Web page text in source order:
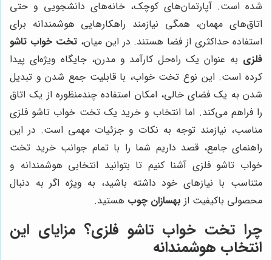
شده است. آپارتمان‌های کوچک، خانه‌های دانشجویی و حتی
اتاق‌های مهمان، همگی نیازمند راهکارهایی هوشمندانه برای
استفاده حداکثری از فضا هستند. در این میان،تخت خواب تاشو
فلزی به عنوان یک راه‌حل کارآمد و مدرن، جایگاه ویژه‌ای پیدا
کرده است. این نوع تخت خواب، با قابلیت جمع شدن و تبدیل
شدن به یک فضای خالی، امکان استفاده چندمنظوره از یک اتاق
را فراهم می‌کند. اما انتخاب و خرید یک تخت خواب تاشو فلزی
مناسب، نیازمند توجه به نکات و جزئیات مهمی است. در این
راهنمای جامع، قصد داریم شما را با تمام جوانب خرید تخت
خواب تاشو فلزی آشنا کنیم تا بتوانید انتخابی هوشمندانه و
متناسب با نیازهای خود داشته باشید، به ویژه اگر به دنبال
محصولی باکیفیت از بهسازان چوب هستید.
چرا تخت خواب تاشو فلزی؟ مزایای این
انتخاب هوشمندانه